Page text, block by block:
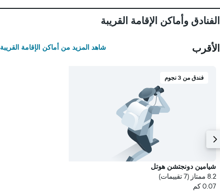
الفنادق وأماكن الإقامة القريبة
الأقرب شاهد المزيد من أماكن الإقامة القريبة
فندق من 3 نجوم
شيامين دونجتشن هوتل
8.2 ممتاز (7 تقييمات)
0.07 كم